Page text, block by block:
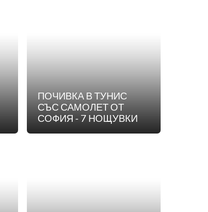
ПОЧИВКА В ТУНИС
СЪС САМОЛЕТ ОТ
СОФИЯ - 7 НОЩУВКИ